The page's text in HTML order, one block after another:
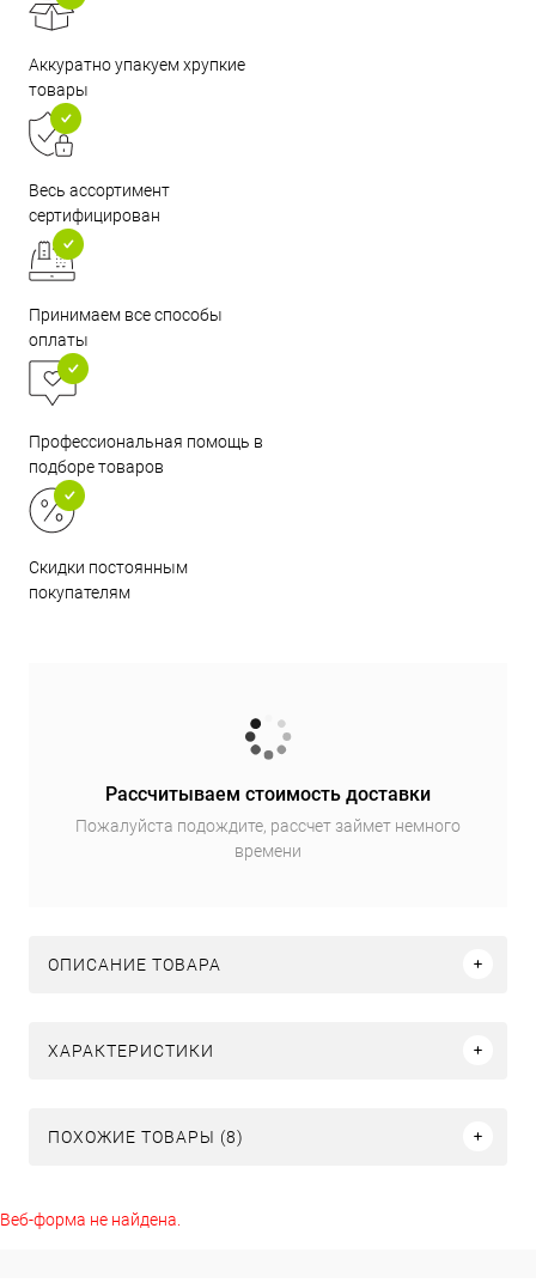
Аккуратно упакуем хрупкие
товары
Весь ассортимент
сертифицирован
Принимаем все способы
оплаты
Профессиональная помощь в
подборе товаров
Скидки постоянным
покупателям
Рассчитываем стоимость доставки
Пожалуйста подождите, рассчет займет немного
времени
ОПИСАНИЕ ТОВАРА
ХАРАКТЕРИСТИКИ
ПОХОЖИЕ ТОВАРЫ (8)
Веб-форма не найдена.